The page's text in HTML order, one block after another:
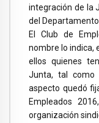
integración de la
del
El Club de
nombre lo indica,
ellos quienes
Junta, tal
aspecto quedó
Empleados
organización